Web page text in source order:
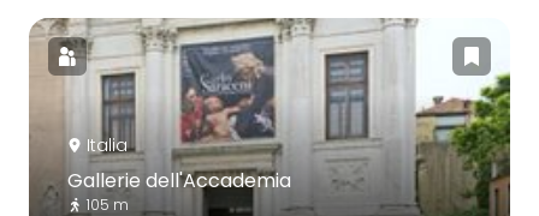
Italia
Gallerie dell'Accademia
105 m